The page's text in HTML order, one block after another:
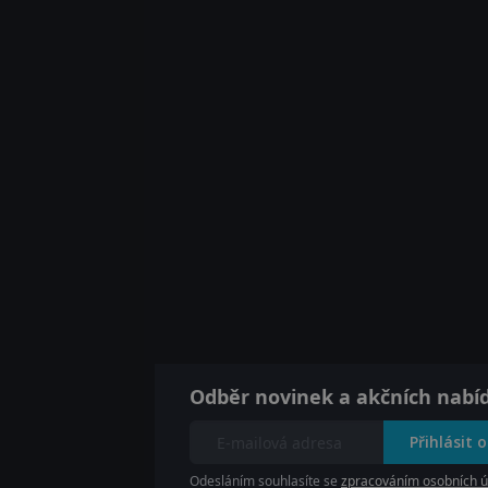
Odběr novinek a akčních
Přihlásit
Odesláním souhlasíte se zpracováním osobních